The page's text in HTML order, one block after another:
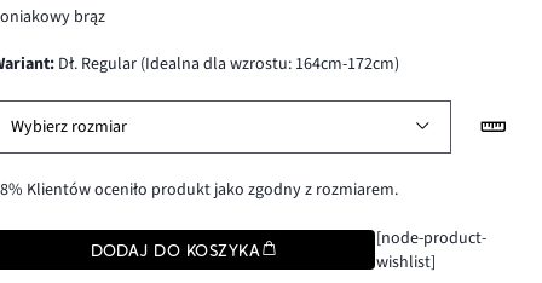
brąz
wariant: Dł. Regular (Idealna dla wzrostu: 164cm-172cm)
Wybierz rozmiar
Klientów oceniło produkt jako zgodny z rozmiarem.
DODAJ DO KOSZYKA
[node-product-
wishlist]